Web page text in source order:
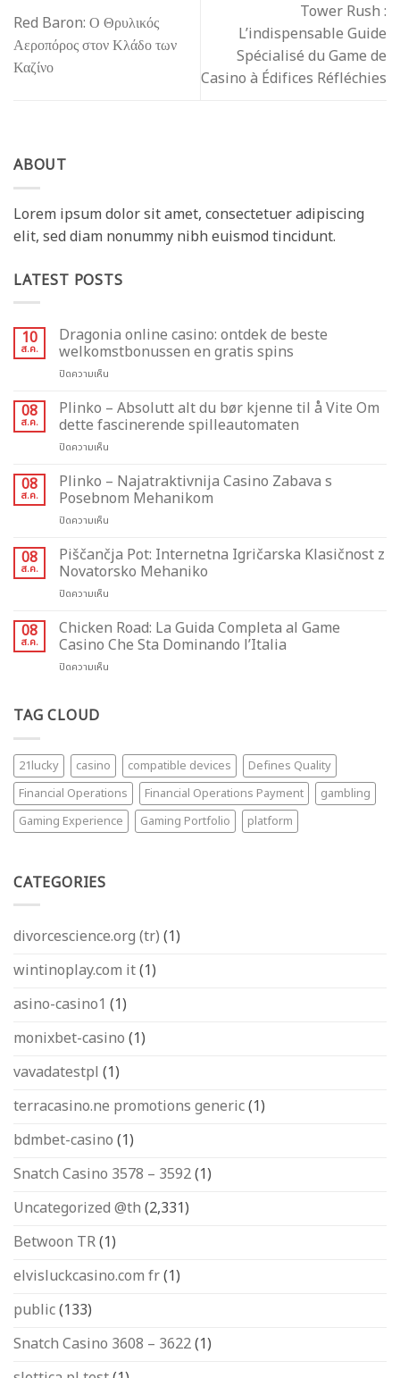
Red Baron: Ο Θρυλικός
Αεροπόρος στον Κλάδο των
Καζίνο
Tower Rush :
L’indispensable Guide
Spécialisé du Game de
Casino à Édifices Réfléchies
ABOUT
Lorem ipsum dolor sit amet, consectetuer adipiscing
elit, sed diam nonummy nibh euismod tincidunt.
LATEST POSTS
10
ส.ค.
Dragonia online casino: ontdek de beste
welkomstbonussen en gratis spins
ปิดความเห็น
online
casino:
ontdek
welkomstbonussen
en
08
ส.ค.
Plinko – Absolutt alt du bør kjenne til å Vite Om
dette fascinerende spilleautomaten
ปิดความเห็น
Absolutt
alt
kjenne
til
dette
fascinerende
08
ส.ค.
Plinko – Najatraktivnija Casino Zabava s
Posebnom Mehanikom
ปิดความเห็น
–
Najatraktivnija
Casino
Posebnom
Mehanikom
08
ส.ค.
Piščančja Pot: Internetna Igričarska Klasičnost z
Novatorsko Mehaniko
ปิดความเห็น
Pot:
Internetna
Igričarska
08
ส.ค.
Chicken Road: La Guida Completa al Game
Casino Che Sta Dominando l’Italia
ปิดความเห็น
al
Game
Casino
Che
Sta
Dominando
TAG CLOUD
21lucky casino compatible devices
Defines Quality
Financial Operations
Financial Operations Payment
gambling
Gaming Experience
Gaming Portfolio platform
CATEGORIES
divorcescience.org (tr) (1)
wintinoplay.com it(1)
asino-casino1 (1)
monixbet-casino (1)
vavadatestpl (1)
terracasino.ne promotions generic(1)
bdmbet-casino (1)
Snatch Casino 3578 – 3592(1)
Uncategorized @th (2,331)
Betwoon TR(1)
elvisluckcasino.com fr(1)
public(133)
Snatch Casino 3608 – 3622(1)